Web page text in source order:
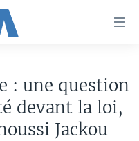
: une question
devant la loi,
Jackou